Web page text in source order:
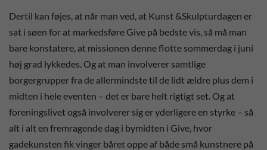
Dertil kan føjes, at når man ved, at Kunst &Skulpturdagen er
sat i søen for at markedsføre Give på bedste vis, så må man
bare konstatere, at missionen denne flotte sommerdag i juni
høj grad lykkedes. Og at man involverer samtlige
borgergrupper fra de allermindste til de lidt ældre plus dem i
midten i hele eventen – det er bare helt rigtigt set. Og at
foreningslivet også involverer sig er yderligere en styrke – så
alt i alt en fremragende dag i bymidten i Give, hvor
gadekunsten fik vinger båret oppe af både små kunstnere på